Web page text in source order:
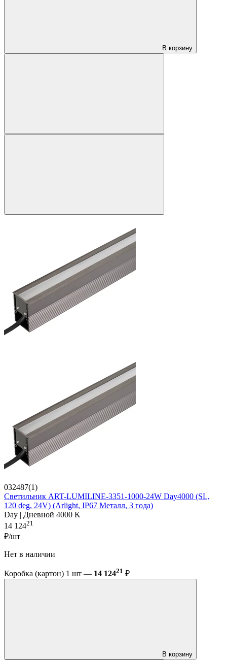
В корзину
032487(1)
Светильник ART-LUMILINE-3351-1000-24W Day4000 (SL,
120 deg, 24V) (Arlight, IP67 Металл, 3 года)
Day | Дневной 4000 K
14 12421
₽/шт
Нет в наличии
Коробка (картон) 1 шт — 14 12421 ₽
В корзину